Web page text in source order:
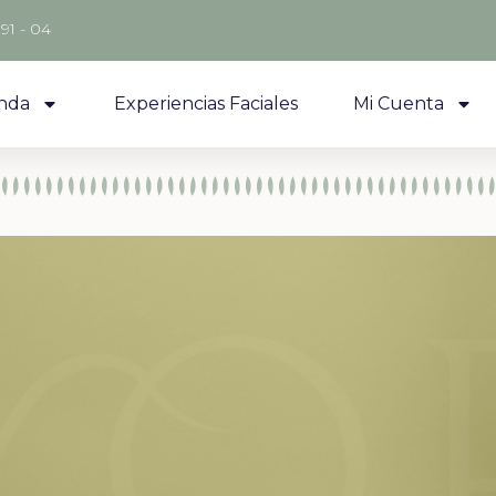
- 04
Experiencias Faciales Mi Cuenta